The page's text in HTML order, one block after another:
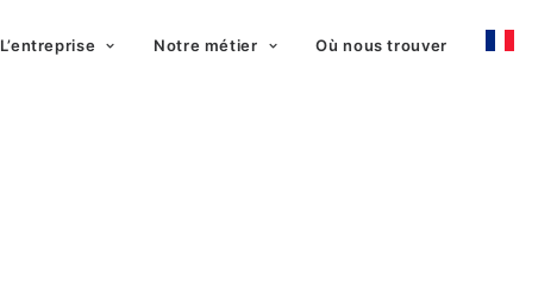
L’entreprise Notre métier Où nous trouver